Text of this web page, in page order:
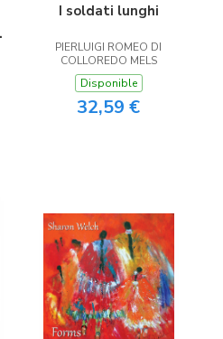
I soldati lunghi
PIERLUIGI ROMEO DI
COLLOREDO MELS
Disponible
32,59 €